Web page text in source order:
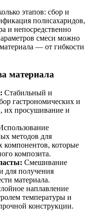
этапов: сбор и
полисахаридов,
и непосредственно
смеси можно
— от гибкости
материала
Стабильный и
гастрономических и
их просушивание и
методов для
компонентов, которые
композита.
Смешивание
для получения
материала.
наплавление
температуры и
конструкции.